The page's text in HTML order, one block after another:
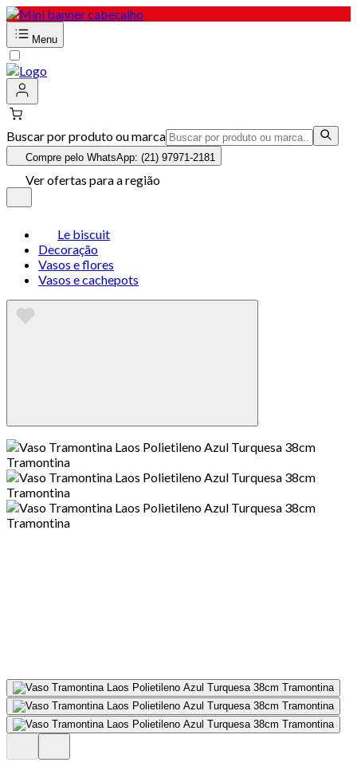
Menu
Buscar por produto ou marca
Compre pelo WhatsApp: (21) 97971-2181
Ver ofertas para a região
Le biscuit
Decoração
Vasos e flores
Vasos e cachepots